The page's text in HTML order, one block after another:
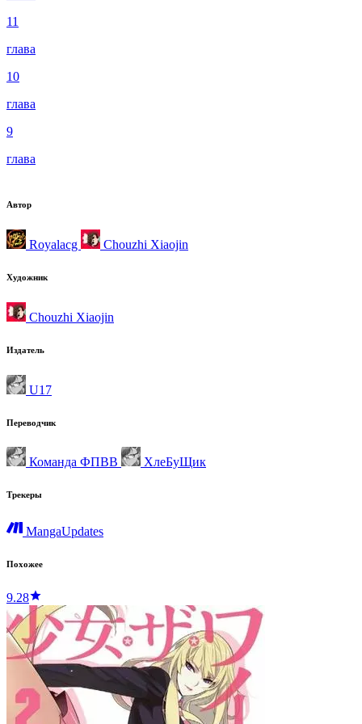
11
глава
10
глава
9
глава
Автор
Royalacg Chouzhi Xiaojin
Художник
Chouzhi Xiaojin
Издатель
U17
Переводчик
Команда ФПВВ ХлеБуЩик
Трекеры
MangaUpdates
Похожее
9.28